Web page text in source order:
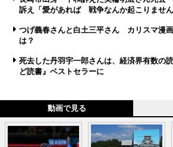
訴え「愛があれば 戦争なんか起こりません
つげ義春さんと白土三平さん カリスマ漫
は？
死去した丹羽宇一郎さんは、経済界有数の
ど読書』ベストセラーに
動画で見る